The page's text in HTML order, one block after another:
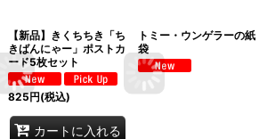
【新品】きくちちき「ち
きばんにゃー」ポストカ
ード5枚セット
825円(税込)
カートに入れる
トミー・ウンゲラーの紙
袋